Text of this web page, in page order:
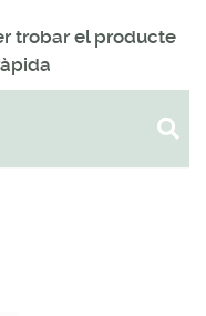
trobar el producte